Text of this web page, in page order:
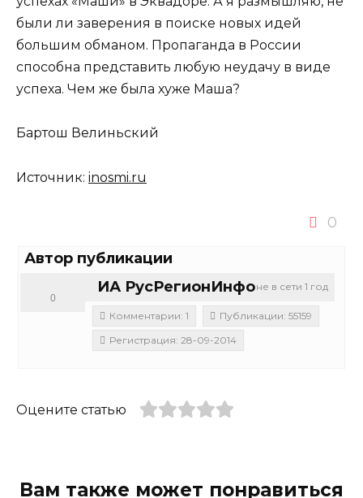
были ли заверения в поиске новых идей
большим обманом. Пропаганда в России
способна представить любую неудачу в виде
успеха. Чем же была хуже Маша?
Бартош Велиньский
Источник: inosmi.ru
0
Автор публикации
не в сети 1 год
ИА РусРегионИнфо
0
Комментарии: 1
Публикации: 55159
Регистрация: 28-09-2014
Оцените статью
Вам также может понравиться